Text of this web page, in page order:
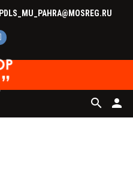
PDLS_MU_PAHRA@MOSREG.RU
person
search